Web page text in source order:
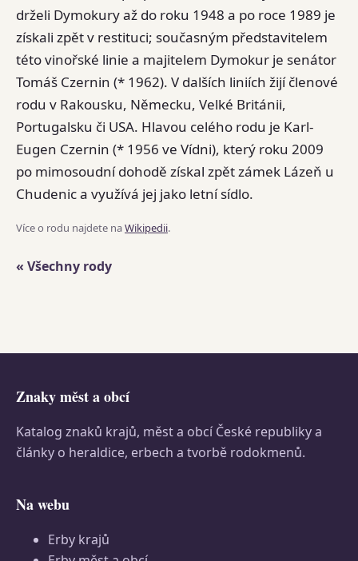
drželi Dymokury až do roku 1948 a po roce 1989 je
získali zpět v restituci; současným představitelem
této vinořské linie a majitelem Dymokur je senátor
Tomáš Czernin (* 1962). V dalších liniích žijí členové
rodu v Rakousku, Německu, Velké Británii,
Portugalsku či USA. Hlavou celého rodu je Karl-
Eugen Czernin (* 1956 ve Vídni), který roku 2009
po mimosoudní dohodě získal zpět zámek Lázeň u
Chudenic a využívá jej jako letní sídlo.
Více o rodu najdete naWikipedii.
« Všechny rody
Znaky měst a obcí
Katalog znaků krajů, měst a obcí České republiky a
články o heraldice, erbech a tvorbě rodokmenů.
Na webu
Erby krajů